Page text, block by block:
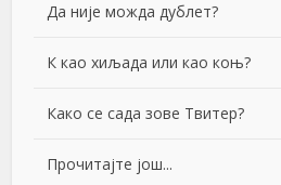
Да није можда дублет?
К као хиљада или као коњ?
Како се сада зове Твитер?
Прочитајте још...